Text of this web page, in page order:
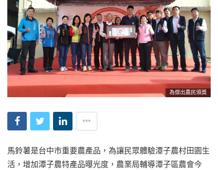
為傑出農民頒獎
馬鈴薯是台中市重要農產品，為讓民眾體驗潭子農村田園生
活，增加潭子農特產品曝光度，農業局輔導潭子區農會今